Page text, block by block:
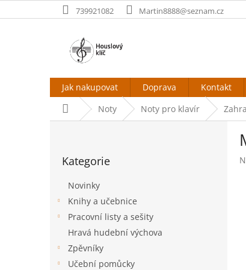
na
739921082 Martin8888@seznam.cz
Jak nakupovat Doprava Kontakt
Domů Noty Noty pro klavír
kategorie
Kategorie
Novinky
Knihy a učebnice
Pracovní listy a sešity
Hravá hudební výchova
Zpěvníky
Učební pomůcky